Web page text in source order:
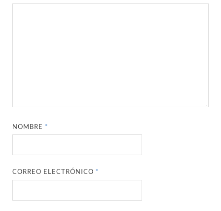
NOMBRE*
CORREO ELECTRÓNICO*